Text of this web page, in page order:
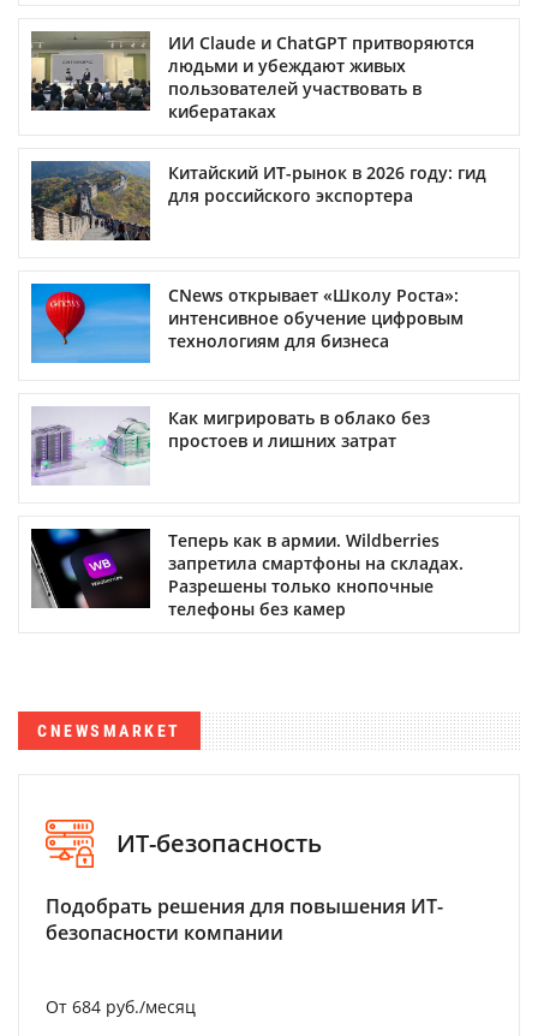
ИИ Claude и ChatGPT притворяются
людьми и убеждают живых
пользователей участвовать в
кибератаках
Китайский ИТ-рынок в 2026 году: гид
для российского экспортера
CNews открывает «Школу Роста»:
интенсивное обучение цифровым
технологиям для бизнеса
Как мигрировать в облако без
простоев и лишних затрат
Теперь как в армии. Wildberries
запретила смартфоны на складах.
Разрешены только кнопочные
телефоны без камер
CNEWSMARKET
ИТ-безопасность
Подобрать решения для повышения ИТ-
безопасности компании
От 684 руб./месяц